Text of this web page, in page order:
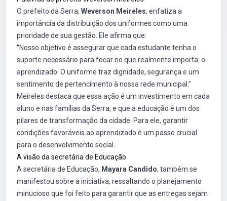
O prefeito da Serra, Weverson Meireles, enfatiza a
importância da distribuição dos uniformes como uma
prioridade de sua gestão. Ele afirma que:
“Nosso objetivo é assegurar que cada estudante tenha o
suporte necessário para focar no que realmente importa: o
aprendizado. O uniforme traz dignidade, segurança e um
sentimento de pertencimento à nossa rede municipal.”
Meireles destaca que essa ação é um investimento em cada
aluno e nas famílias da Serra, e que a educação é um dos
pilares de transformação da cidade. Para ele, garantir
condições favoráveis ao aprendizado é um passo crucial
para o desenvolvimento social.
A visão da secretária de Educação
A secretária de Educação, Mayara Candido, também se
manifestou sobre a iniciativa, ressaltando o planejamento
minucioso que foi feito para garantir que as entregas sejam